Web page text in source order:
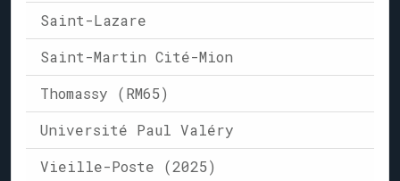
Saint-Lazare
Saint-Martin Cité-Mion
Thomassy (RM65)
Université Paul Valéry
Vieille-Poste (2025)